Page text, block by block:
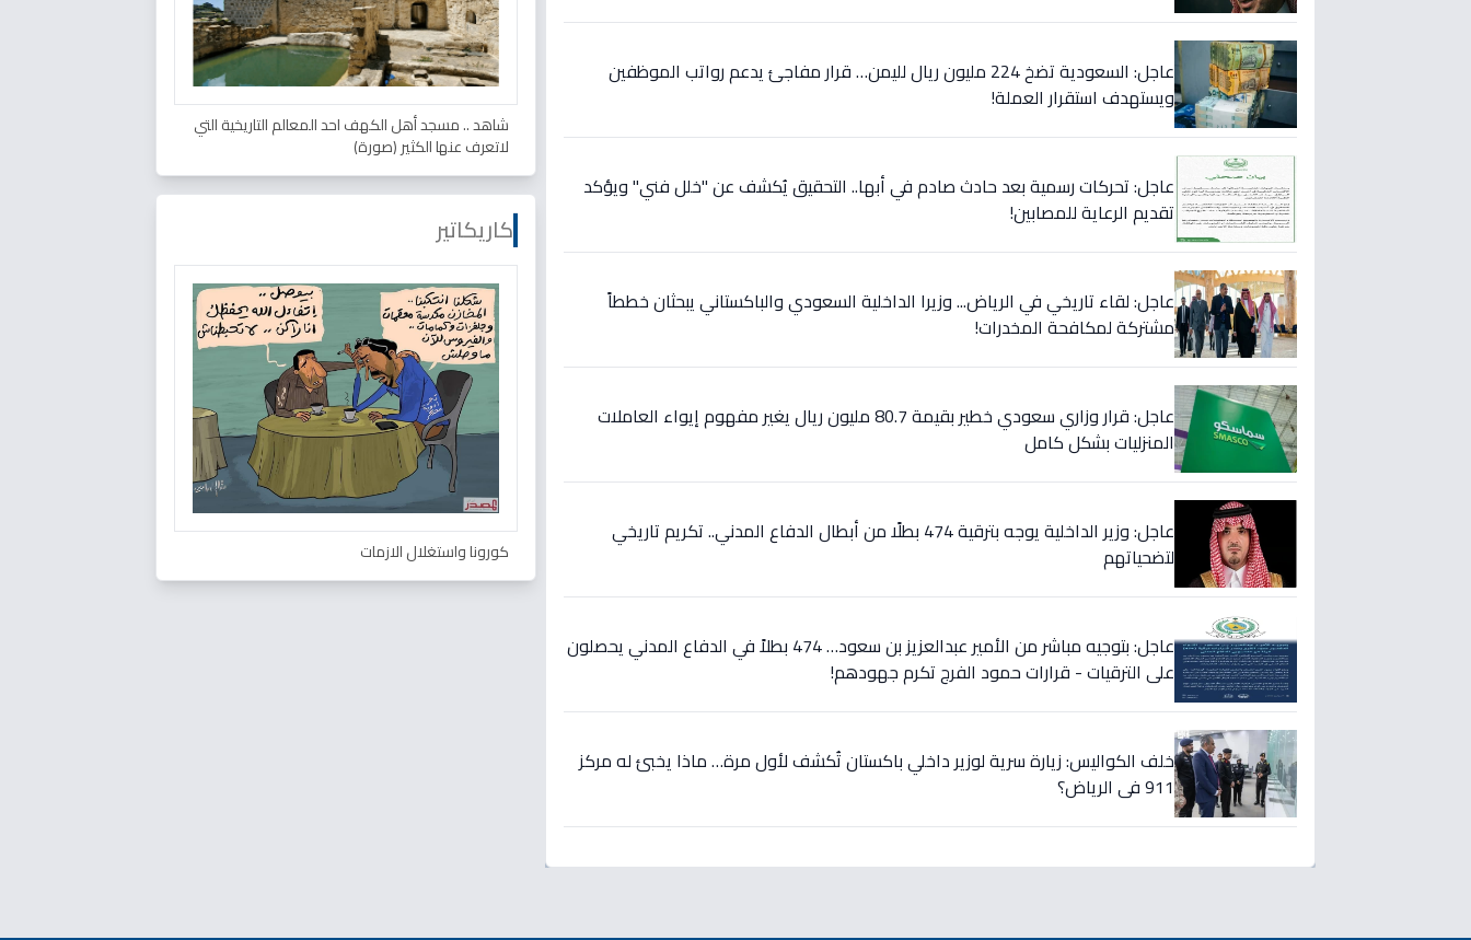
عاجل: السعودية تضخ 224 مليون ريال لليمن… قرار مفاجئ يدعم رواتب الموظفين
ويستهدف استقرار العملة!
عاجل: تحركات رسمية بعد حادث صادم في أبها.. التحقيق يُكشف عن "خلل فني" ويؤكد
تقديم الرعاية للمصابين!
عاجل: لقاء تاريخي في الرياض... وزيرا الداخلية السعودي والباكستاني يبحثان خططاً
مشتركة لمكافحة المخدرات!
عاجل: قرار وزاري سعودي خطير بقيمة 80.7 مليون ريال يغير مفهوم إيواء العاملات
المنزليات بشكل كامل
عاجل: وزير الداخلية يوجه بترقية 474 بطلًا من أبطال الدفاع المدني.. تكريم تاريخي
لتضحياتهم
عاجل: بتوجيه مباشر من الأمير عبدالعزيز بن سعود… 474 بطلاً في الدفاع المدني يحصلون
على الترقيات - قرارات حمود الفرج تكرم جهودهم!
خلف الكواليس: زيارة سرية لوزير داخلي باكستان تُكشف لأول مرة… ماذا يخبئ له مركز
911 في الرياض؟
شاهد .. مسجد أهل الكهف احد المعالم التاريخية التي
لاتعرف عنها الكثير (صورة)
كاريكاتير
كورونا واستغلال الازمات